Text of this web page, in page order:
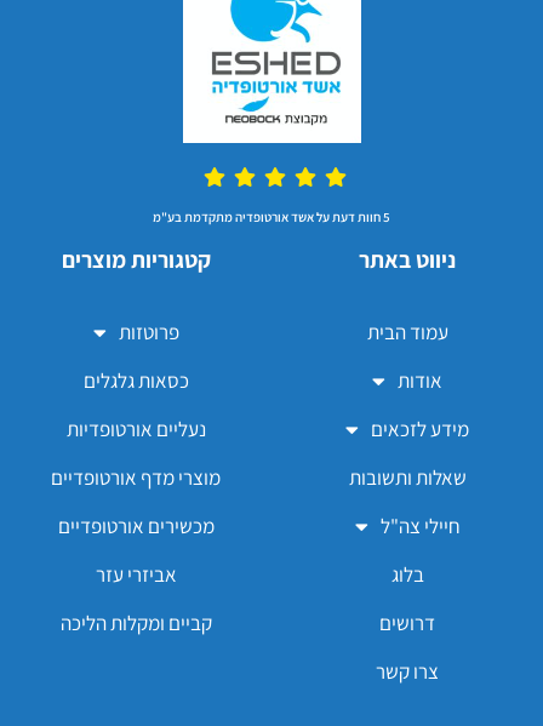
5 חוות דעת על אשד אורטופדיה מתקדמת בע"מ
ניווט באתר
עמוד הבית
אודות
מידע לזכאים
שאלות ותשובות
חיילי צה"ל
בלוג
דרושים
צרו קשר
קטגוריות מוצרים
פרוטזות
כסאות גלגלים
נעליים אורטופדיות
מוצרי מדף אורטופדיים
מכשירים אורטופדיים
אביזרי עזר
קביים ומקלות הליכה